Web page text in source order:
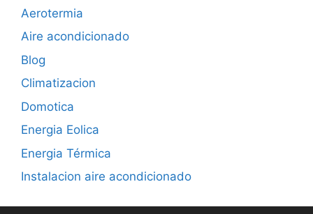
Aerotermia
Aire acondicionado
Blog
Climatizacion
Domotica
Energia Eolica
Energia Térmica
Instalacion aire acondicionado